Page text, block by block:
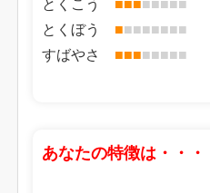
とくこう ■■■■■■■■
とくぼう ■■■■■■■■
すばやさ ■■■■■■■■
あなたの特徴は・・・